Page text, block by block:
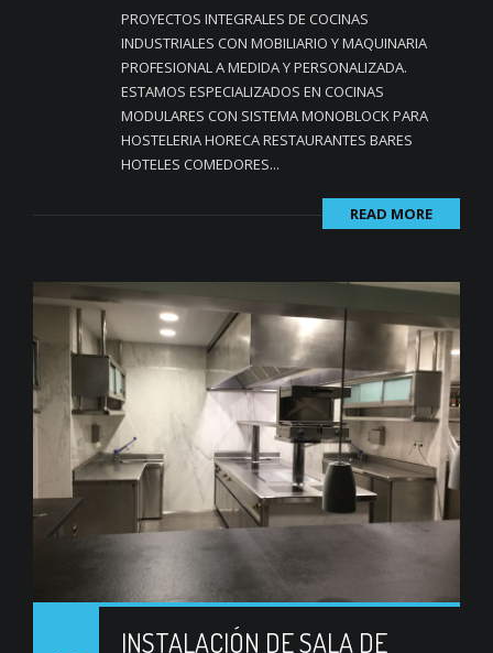
PROYECTOS INTEGRALES DE COCINAS
INDUSTRIALES CON MOBILIARIO Y MAQUINARIA
PROFESIONAL A MEDIDA Y PERSONALIZADA.
ESTAMOS ESPECIALIZADOS EN COCINAS
MODULARES CON SISTEMA MONOBLOCK PARA
HOSTELERIA HORECA RESTAURANTES BARES
HOTELES COMEDORES...
READ MORE
INSTALACIÓN DE SALA DE